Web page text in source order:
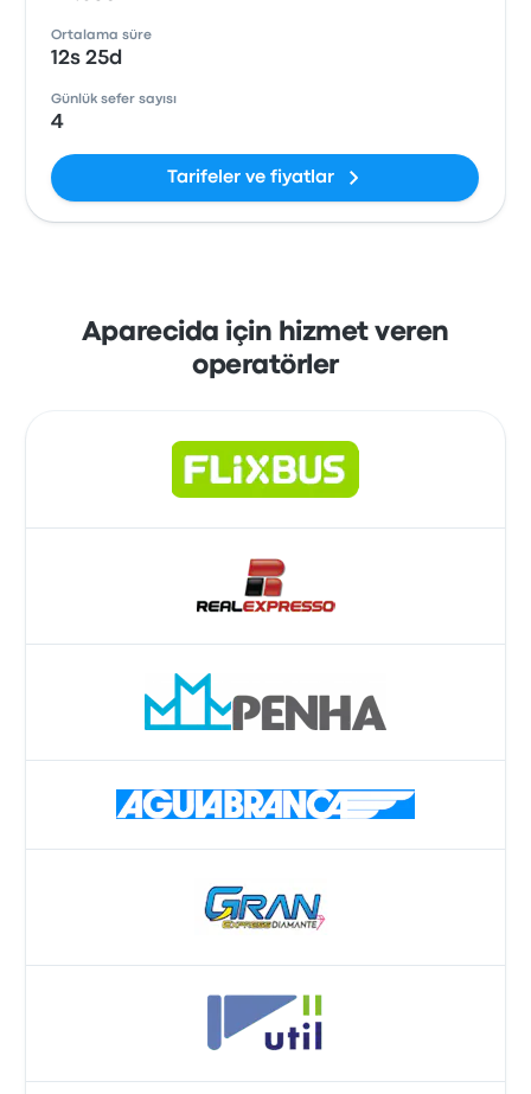
Ortalama süre
12s 25d
Günlük sefer sayısı
4
Tarifeler ve fiyatlar
Aparecida için hizmet veren
operatörler